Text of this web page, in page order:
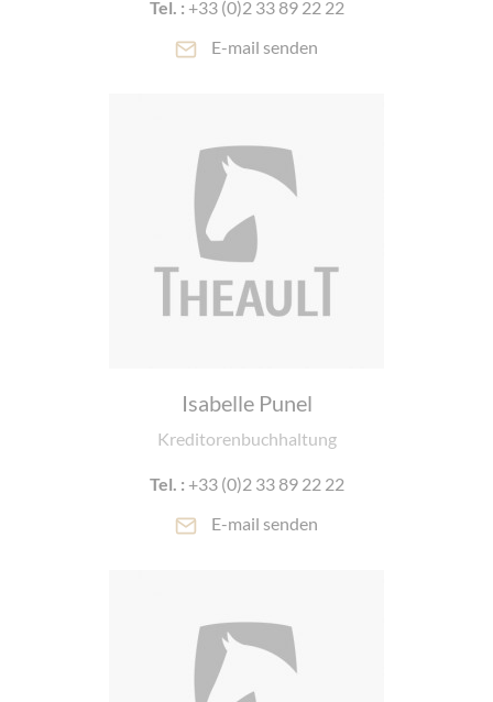
Tel. : +33 (0)2 33 89 22 22
E-mail senden
Isabelle Punel
Kreditorenbuchhaltung
Tel. : +33 (0)2 33 89 22 22
E-mail senden